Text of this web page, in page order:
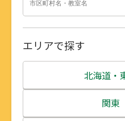
エリアで探す
北海道・
北海道
関東